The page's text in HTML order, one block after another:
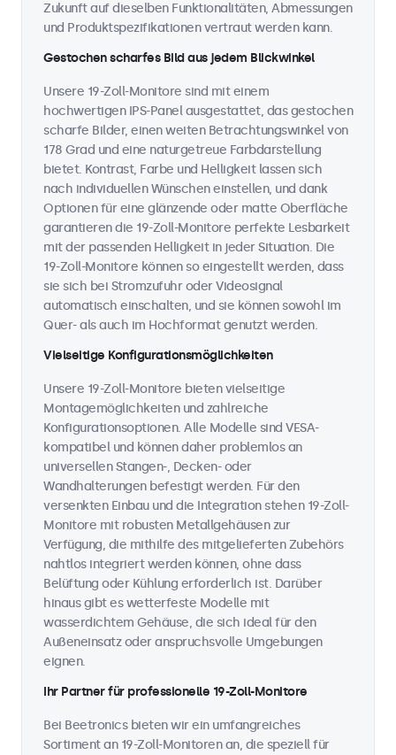
Zukunft auf dieselben Funktionalitäten, Abmessungen
und Produktspezifikationen vertraut werden kann.
Gestochen scharfes Bild aus jedem Blickwinkel
Unsere 19-Zoll-Monitore sind mit einem
hochwertigen IPS-Panel ausgestattet, das gestochen
scharfe Bilder, einen weiten Betrachtungswinkel von
178 Grad und eine naturgetreue Farbdarstellung
bietet. Kontrast, Farbe und Helligkeit lassen sich
nach individuellen Wünschen einstellen, und dank
Optionen für eine glänzende oder matte Oberfläche
garantieren die 19-Zoll-Monitore perfekte Lesbarkeit
mit der passenden Helligkeit in jeder Situation. Die
19-Zoll-Monitore können so eingestellt werden, dass
sie sich bei Stromzufuhr oder Videosignal
automatisch einschalten, und sie können sowohl im
Quer- als auch im Hochformat genutzt werden.
Vielseitige Konfigurationsmöglichkeiten
Unsere 19-Zoll-Monitore bieten vielseitige
Montagemöglichkeiten und zahlreiche
Konfigurationsoptionen. Alle Modelle sind VESA-
kompatibel und können daher problemlos an
universellen Stangen-, Decken- oder
Wandhalterungen befestigt werden. Für den
versenkten Einbau und die Integration stehen 19-Zoll-
Monitore mit robusten Metallgehäusen zur
Verfügung, die mithilfe des mitgelieferten Zubehörs
nahtlos integriert werden können, ohne dass
Belüftung oder Kühlung erforderlich ist. Darüber
hinaus gibt es wetterfeste Modelle mit
wasserdichtem Gehäuse, die sich ideal für den
Außeneinsatz oder anspruchsvolle Umgebungen
eignen.
Ihr Partner für professionelle 19-Zoll-Monitore
Bei Beetronics bieten wir ein umfangreiches
Sortiment an 19-Zoll-Monitoren an, die speziell für